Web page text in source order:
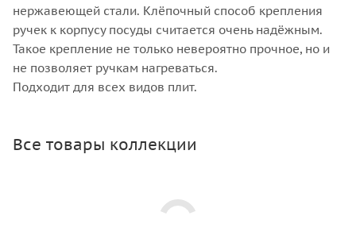
нержавеющей стали. Клёпочный способ крепления
ручек к корпусу посуды считается очень надёжным.
Такое крепление не только невероятно прочное, но и
не позволяет ручкам нагреваться.
Подходит для всех видов плит.
Все товары коллекции